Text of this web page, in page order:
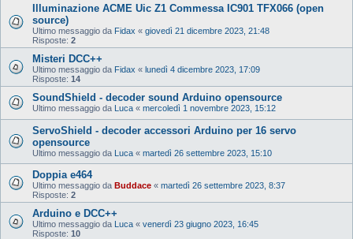
Illuminazione ACME Uic Z1 Commessa IC901 TFX066 (open
source)
Ultimo messaggio da Fidax « giovedì 21 dicembre 2023, 21:48
Risposte: 2
Misteri DCC++
Ultimo messaggio da Fidax « lunedì 4 dicembre 2023, 17:09
Risposte: 14
SoundShield - decoder sound Arduino opensource
Ultimo messaggio da Luca « mercoledì 1 novembre 2023, 15:12
ServoShield - decoder accessori Arduino per 16 servo
opensource
Ultimo messaggio da Luca « martedì 26 settembre 2023, 15:10
Doppia e464
Ultimo messaggio da Buddace « martedì 26 settembre 2023, 8:37
Risposte: 2
Arduino e DCC++
Ultimo messaggio da Luca « venerdì 23 giugno 2023, 16:45
Risposte: 10